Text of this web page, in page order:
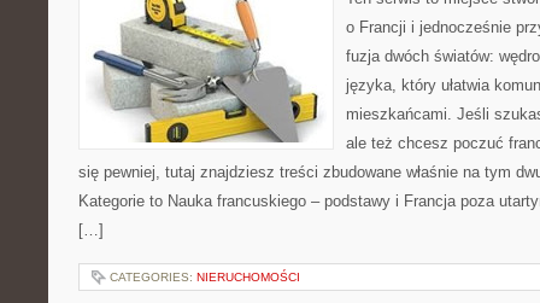
o Francji i jednocześnie
fuzja dwóch światów:
języka, który ułatwia
mieszkańcami. Jeśli
ale też chcesz poczuć
się pewniej, tutaj znajdziesz treści zbudowane właśnie na tym
Kategorie to Nauka francuskiego – podstawy i Francja poza
[…]
CATEGORIES: NIERUCHOMOŚCI